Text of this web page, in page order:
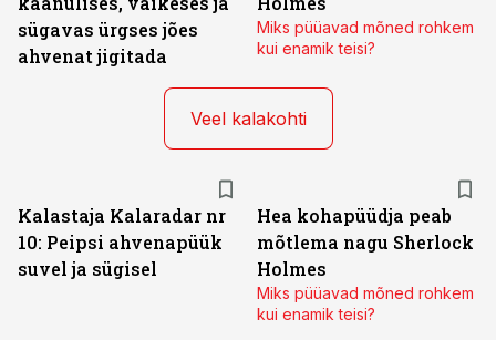
sügavas ürgses jões
ahvenat jigitada
Miks püüavad mõned rohkem
kui enamik teisi?
Veel kalakohti
Kalastaja Kalaradar nr
10: Peipsi ahvenapüük
suvel ja sügisel
Hea kohapüüdja peab
mõtlema nagu Sherlock
Holmes
Miks püüavad mõned rohkem
kui enamik teisi?